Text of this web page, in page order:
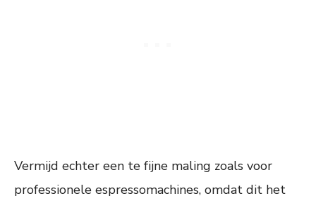
Vermijd echter een te fijne maling zoals voor
professionele espressomachines, omdat dit het